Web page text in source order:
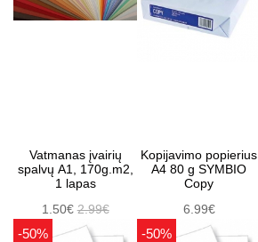
Vatmanas įvairių
spalvų A1, 170g.m2,
1 lapas
1.50€2.99€
Kopijavimo popierius
A4 80 g SYMBIO
Copy
6.99€
-50% -50%